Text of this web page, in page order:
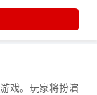
戏。玩家将扮演